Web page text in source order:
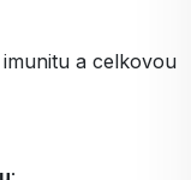
a celkovou